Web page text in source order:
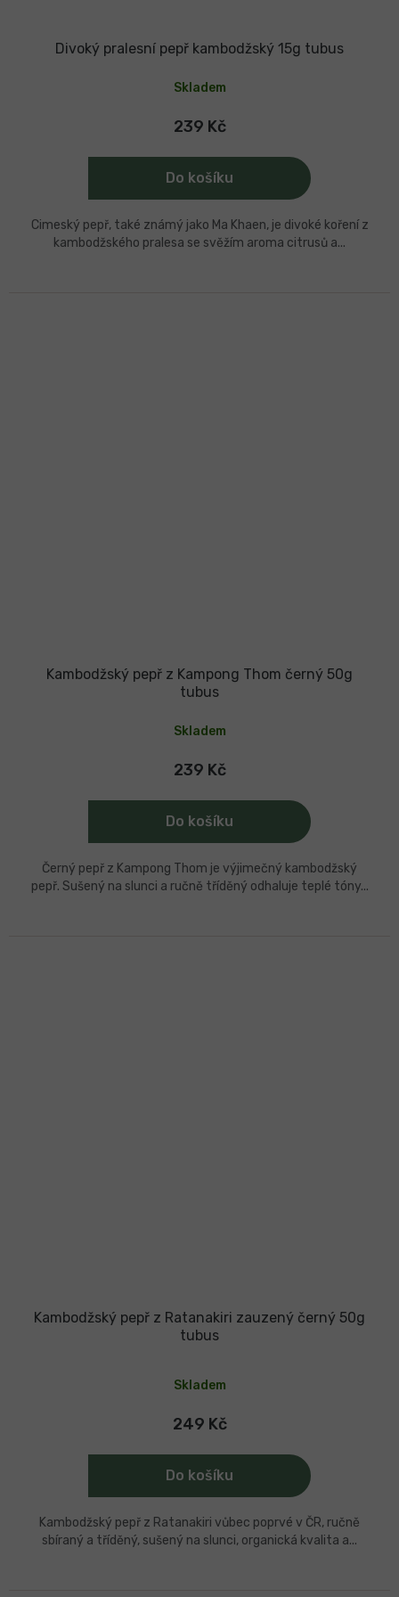
Divoký pralesní pepř kambodžský 15g tubus
Skladem
239 Kč
Do košíku
Cimeský pepř, také známý jako Ma Khaen, je divoké koření z
kambodžského pralesa se svěžím aroma citrusů a...
Kambodžský pepř z Kampong Thom černý 50g
tubus
Skladem
239 Kč
Do košíku
Černý pepř z Kampong Thom je výjimečný kambodžský
pepř. Sušený na slunci a ručně tříděný odhaluje teplé tóny...
Kambodžský pepř z Ratanakiri zauzený černý 50g
tubus
hodnocení
produktu
5,0
Skladem
249 Kč
Do košíku
Kambodžský pepř z Ratanakiri vůbec poprvé v ČR, ručně
sbíraný a tříděný, sušený na slunci, organická kvalita a...